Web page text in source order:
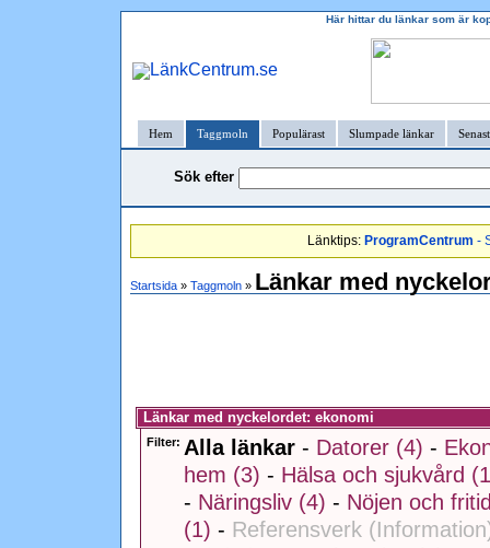
Här hittar du länkar som är
Hem Taggmoln Populärast Slumpade länkar
Sök efter
Länktips: ProgramCentrum -
Startsida » Taggmoln » Länkar med
Länkar med nyckelordet: ekonomi
Filter: Alla länkar - Datorer (4) -
hem (3) - Hälsa och sjukvård
- Näringsliv (4) - Nöjen och
(1) - Referensverk